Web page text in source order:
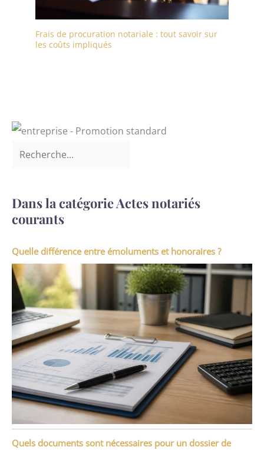
Frais de procuration notariale : tout savoir sur
les coûts impliqués
Dans la catégorie Actes notariés
courants
Quelle différence entre émoluments et honoraires ?
Quels documents sont nécessaires pour un dossier de